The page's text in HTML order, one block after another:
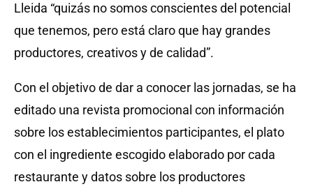
Lleida “quizás no somos conscientes del potencial
que tenemos, pero está claro que hay grandes
productores, creativos y de calidad”.
Con el objetivo de dar a conocer las jornadas, se ha
editado una revista promocional con información
sobre los establecimientos participantes, el plato
con el ingrediente escogido elaborado por cada
restaurante y datos sobre los productores